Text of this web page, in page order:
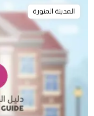
المدينة المنورة